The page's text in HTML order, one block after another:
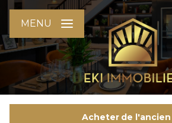
MENU
Acheter de l'ancien